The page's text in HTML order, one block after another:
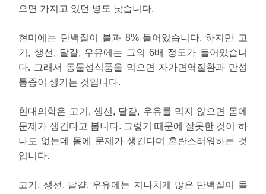
으면 가지고 있던 병도 낫습니다.
현미에는 단백질이 불과 8% 들어있습니다. 하지만 고
기, 생선, 달걀, 우유에는 그의 6배 정도가 들어있습니
다. 그래서 동물성식품을 먹으면 자가면역질환과 만성
통증이 생기는 것입니다.
현대의학은 고기, 생선, 달걀, 우유를 먹지 않으면 몸에
문제가 생긴다고 봅니다. 그렇기 때문에 잘못한 것이 하
나도 없는데 몸에 문제가 생긴다며 혼란스러워하는 것
입니다.
고기, 생선, 달걀, 우유에는 지나치게 많은 단백질이 들